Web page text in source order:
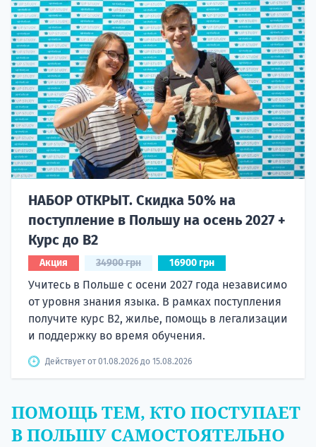
НАБОР ОТКРЫТ. Скидка 50% на
поступление в Польшу на осень 2027 +
Курс до B2
Акция 34900 грн 16900 грн
Учитесь в Польше с осени 2027 года независимо
от уровня знания языка. В рамках поступления
получите курс B2, жилье, помощь в легализации
и поддержку во время обучения.
Действует от 01.08.2026 до 15.08.2026
ПОМОЩЬ ТЕМ, КТО ПОСТУПАЕТ
В ПОЛЬШУ САМОСТОЯТЕЛЬНО